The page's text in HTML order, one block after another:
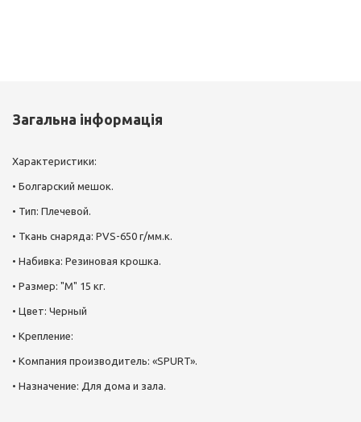
Загальна інформація
Характеристики:
• Болгарский мешок.
• Тип: Плечевой.
• Ткань снаряда: PVS-650 г/мм.к.
• Набивка: Резиновая крошка.
• Размер: "М" 15 кг.
• Цвет: Черный
• Крепление:
• Компания производитель: «SPURT».
• Назначение: Для дома и зала.